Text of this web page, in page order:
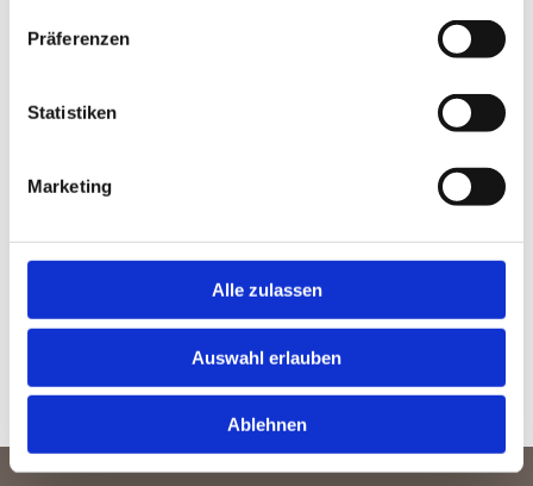
Präferenzen
Statistiken
Marketing
Alle zulassen
Auswahl erlauben
Ablehnen
Wenn es im Leben zu komplizierten Situationen kommt, die
einen Anwalt erfordern, so ist eine regelmäßige Beratung
großes Spektrum an Szenarien zu entwerfen, um
zu erleichtern. Wichtige Fragen zum Steuerrecht werden
kompetent beantwortet. So sind Nachweispflichten vor
Unterstützung eines Anwaltes leichter möglich. Zusätzlich
ist das Fachwissen durch einen Anwalt hilfreich, um
Verträge zu formulieren oder Vollmachten zu erteilen. Für
weitere Informationen zur Kanzlei ist eine unverbindliche
Kontaktaufnahme empfehlenswert. Probieren Sie es aus!